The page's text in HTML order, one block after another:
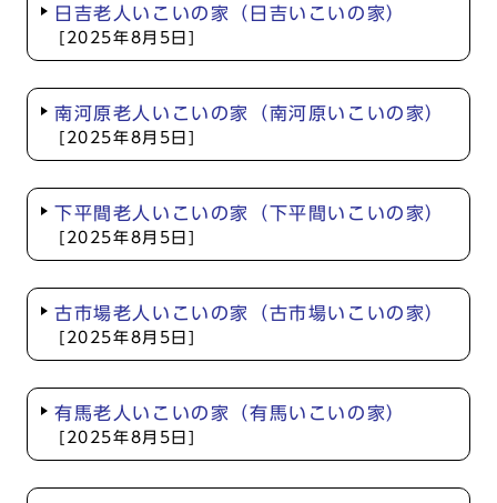
日吉老人いこいの家（日吉いこいの家）
[2025年8月5日]
南河原老人いこいの家（南河原いこいの家）
[2025年8月5日]
下平間老人いこいの家（下平間いこいの家）
[2025年8月5日]
古市場老人いこいの家（古市場いこいの家）
[2025年8月5日]
有馬老人いこいの家（有馬いこいの家）
[2025年8月5日]